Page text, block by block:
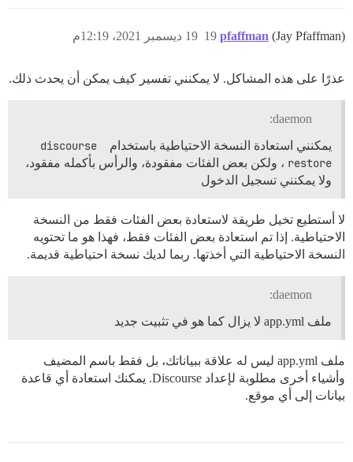
pfaffman (Jay Pfaffman) 19 ديسمبر 2021، 12:19م 19
عذرًا على هذه المشاكل. لا يمكنني تفسير كيف يمكن أن يحدث ذلك.
daemon:
يمكنني استعادة النسخة الاحتياطية باستخدام
discourse
restore ، ولكن بعض الفئات مفقودة، والرأس بأكمله مفقود،
ولا يمكنني تسجيل الدخول
لا أستطيع تخيل طريقة لاستعادة بعض الفئات فقط من النسخة
الاحتياطية. إذا تم استعادة بعض الفئات فقط، فهذا هو ما تحتويه
النسخة الاحتياطية التي أخذتها. ربما لديك نسخة احتياطية قديمة.
daemon:
ملف app.yml لا يزال كما هو في تثبيت جديد
ملف app.yml ليس له علاقة ببياناتك، بل فقط باسم المضيف
وأشياء أخرى مطلوبة لإعداد Discourse. يمكنك استعادة أي قاعدة
بيانات إلى أي موقع.